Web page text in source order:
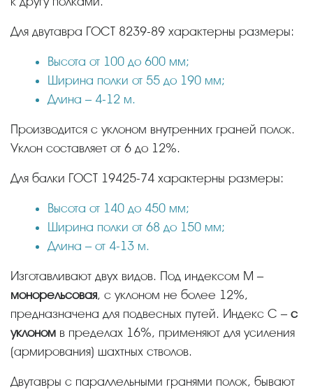
Для двутавра ГОСТ 8239-89 характерны размеры:
Высота от 100 до 600 мм;
Ширина полки от 55 до 190 мм;
Длина – 4-12 м.
Производится с уклоном внутренних граней полок.
Уклон составляет от 6 до 12%.
Для балки ГОСТ 19425-74 характерны размеры:
Высота от 140 до 450 мм;
Ширина полки от 68 до 150 мм;
Длина – от 4-13 м.
Изготавливают двух видов. Под индексом М –
монорельсовая, с уклоном не более 12%,
предназначена для подвесных путей. Индекс С – с
уклоном в пределах 16%, применяют для усиления
(армирования) шахтных стволов.
Двутавры с параллельными гранями полок, бывают